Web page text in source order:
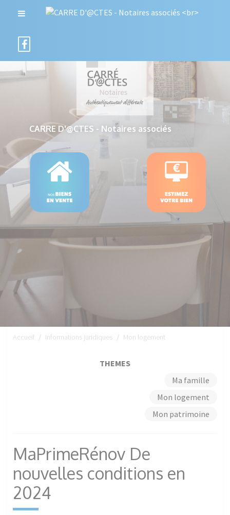
CARRE D'@CTES - Notaires associés
Accueil Informations juridiques Mon logement
THEMES
Ma famille
Mon logement
Mon patrimoine
MaPrimeRénov De
nouvelles conditions en
2024